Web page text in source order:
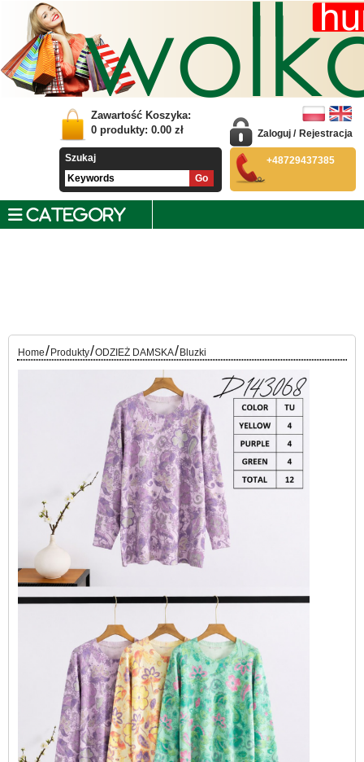
Zawartość Koszyka:
0 produkty: 0.00 zł
Szukaj
Zaloguj / Rejestracja
+48729437385
CATEGORY
Home/ Produkty/ODZIEŻ DAMSKA/ Bluzki